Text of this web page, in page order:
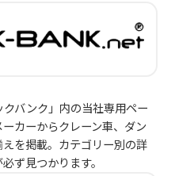
バンク」内の当社専用ペー
カーからクレーン車、ダン
を掲載。カテゴリー別の詳
ず見つかります。